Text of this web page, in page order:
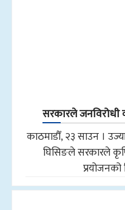
सरकारले जनविरोधी
काठमाडौँ, २३ साउन ।
घिसिङले सरकारले
प्रयोजनको